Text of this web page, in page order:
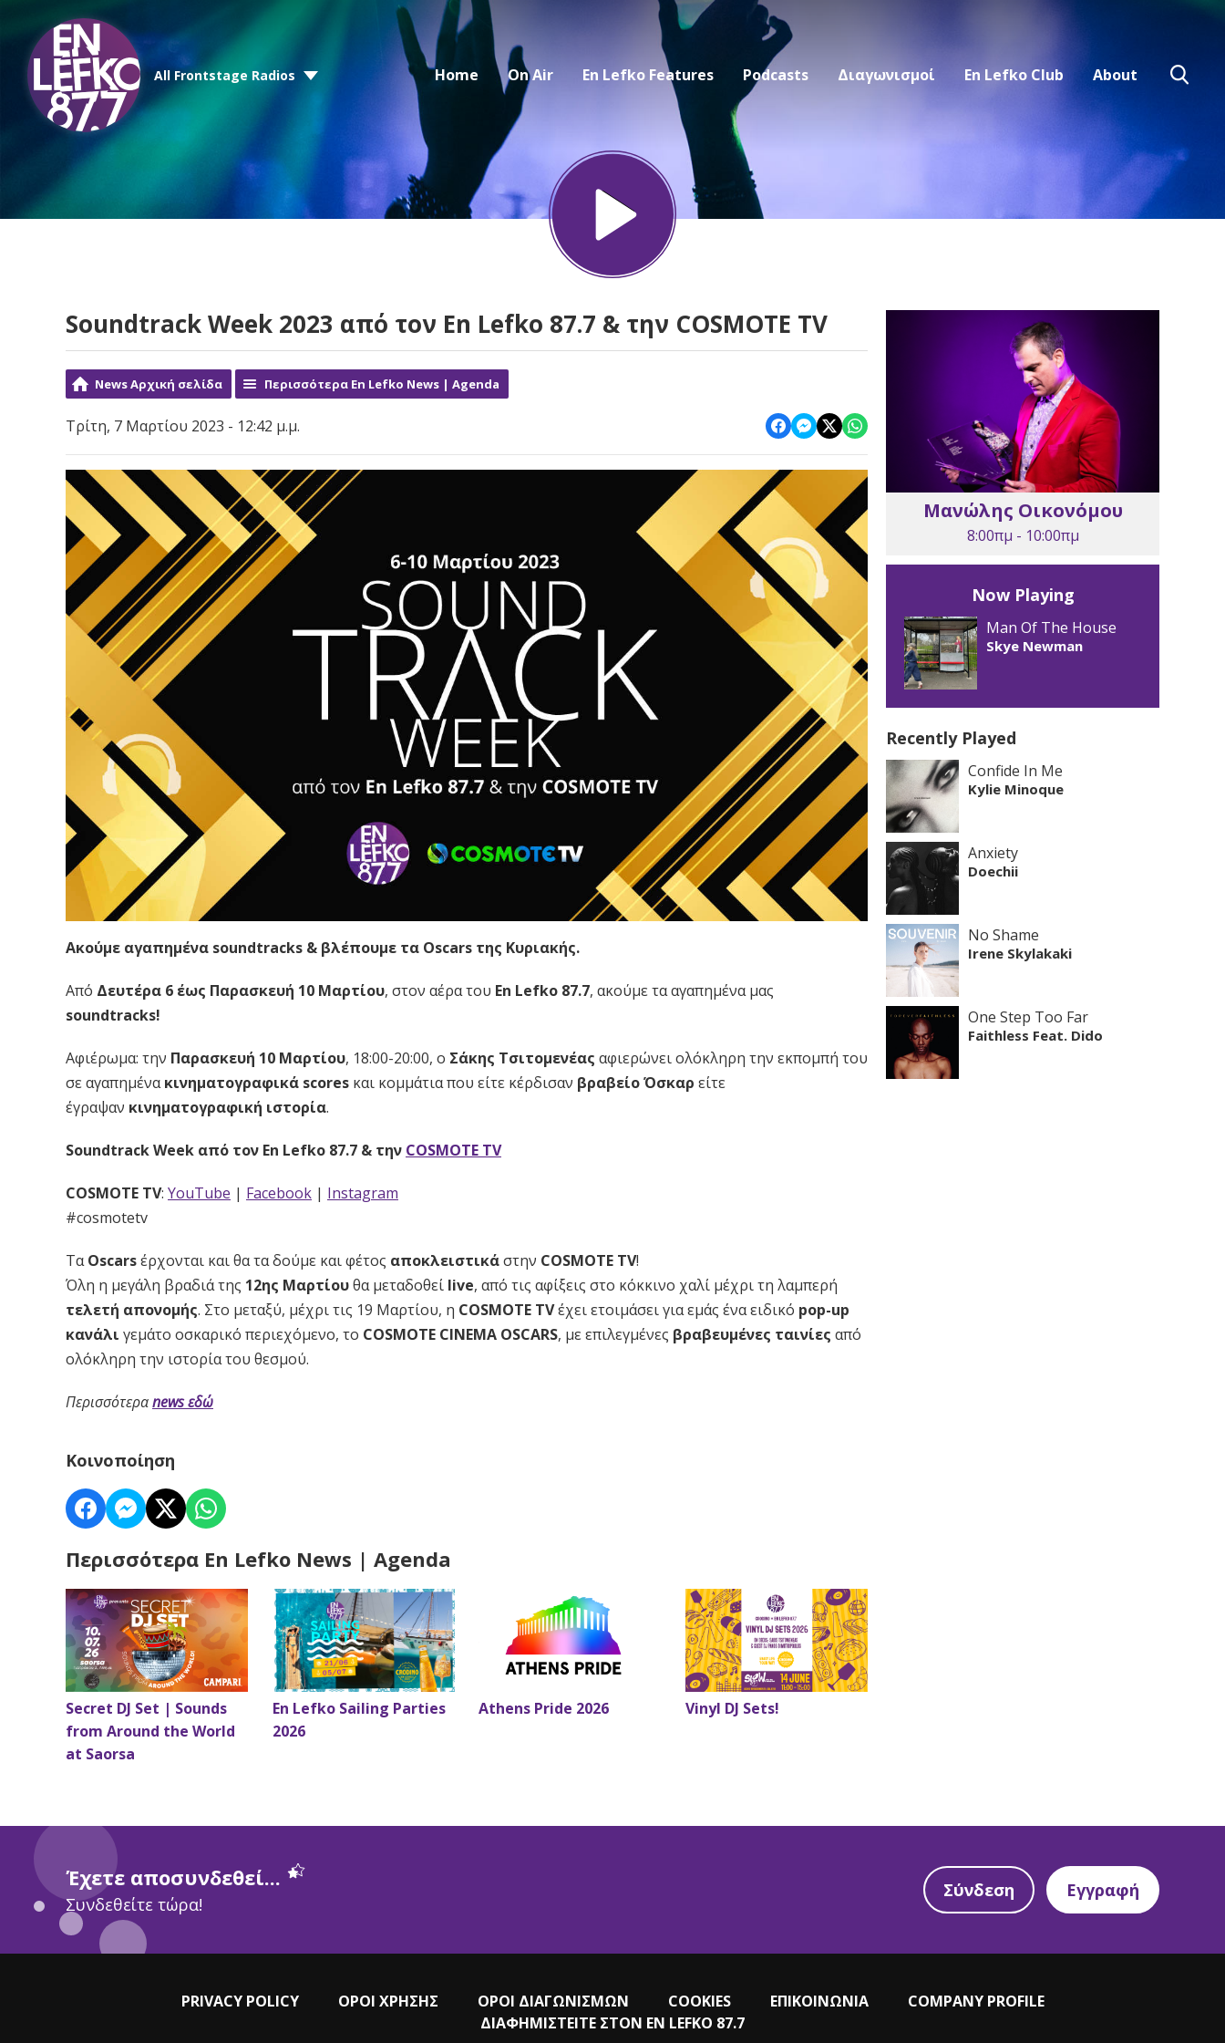
All Frontstage Radios Home On Air En Lefko Features Podcasts Διαγωνισμοί En Lefko Club About
Soundtrack Week 2023 από τον En Lefko 87.7 & την COSMOTE TV
News Αρχική σελίδα Περισσότερα En Lefko News | Agenda
Τρίτη, 7 Μαρτίου 2023 - 12:42 μ.μ.
Ακούμε αγαπημένα soundtracks & βλέπουμε τα Oscars της Κυριακής.
Από Δευτέρα 6 έως Παρασκευή 10 Μαρτίου, στον αέρα του En Lefko 87.7, ακούμε τα αγαπημένα μας
soundtracks!
Αφιέρωμα: την Παρασκευή 10 Μαρτίου, 18:00-20:00, ο Σάκης Τσιτομενέας αφιερώνει ολόκληρη την εκπομπή του
σε αγαπημένακινηματογραφικά scores και κομμάτια που είτε κέρδισαν βραβείο Όσκαρ είτε
έγραψαν κινηματογραφική ιστορία.
Soundtrack Week από τον En Lefko 87.7 & την COSMOTE TV
COSMOTE TV: YouTube | Facebook | Instagram
#cosmotetv
TαOscarsέρχονται και θα τα δούμε και φέτος αποκλειστικάστην COSMOTE TV!
Όλη η μεγάλη βραδιά της 12ης Μαρτίουθα μεταδοθεί live, από τις αφίξεις στο κόκκινο χαλί μέχρι τη λαμπερή
τελετή απονομής. Στο μεταξύ, μέχρι τις 19 Μαρτίου, η COSMOTE TVέχει ετοιμάσει για εμάς ένα ειδικό pop-up
κανάλι γεμάτο οσκαρικό περιεχόμενο, το COSMOTE CINEMA OSCARS, με επιλεγμένες βραβευμένες ταινίες από
ολόκληρη την ιστορία του θεσμού.
Περισσότεραnews εδώ
Κοινοποίηση
Περισσότερα En Lefko News | Agenda
Secret DJ Set | Sounds
from Around the World
at Saorsa
En Lefko Sailing Parties
2026
Athens Pride 2026 Vinyl DJ Sets!
Μανώλης Οικονόμου
8:00πμ - 10:00πμ
Now Playing
Man Of The House
Skye Newman
Recently Played
Confide In Me
Kylie Minoque
Anxiety
Doechii
No Shame
Irene Skylakaki
One Step Too Far
Faithless Feat. Dido
Έχετε αποσυνδεθεί...
Συνδεθείτε τώρα!
Σύνδεση Εγγραφή
PRIVACY POLICY ΟΡΟΙ ΧΡΗΣΗΣ ΟΡΟΙ ΔΙΑΓΩΝΙΣΜΩΝ COOKIES ΕΠΙΚΟΙΝΩΝΙΑ
COMPANY PROFILE
ΔΙΑΦΗΜΙΣΤΕΙΤΕ ΣΤΟΝ EN LEFKO 87.7